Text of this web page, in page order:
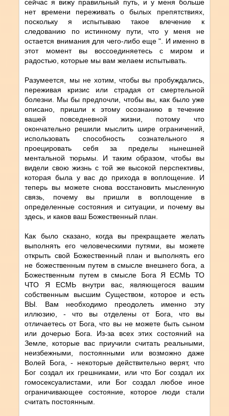
сейчас я вижу правильный путь, и у меня больше
нет времени переживать о былых препятствиях,
поскольку я испытываю такое влечение к
следованию по истинному пути, что у меня не
остается внимания для чего-либо еще ". И именно в
этот момент вы воссоединяетесь с миром и
радостью, которые мы вам желаем испытывать.
Разумеется, мы не хотим, чтобы вы пробуждались,
переживая кризис или страдая от смертельной
болезни. Мы бы предпочли, чтобы вы, как было уже
описано, пришли к этому осознанию в течение
вашей повседневной жизни, потому что
окончательно решили мыслить шире ограничений,
использовать способность сознательного я
проецировать себя за пределы нынешней
ментальной тюрьмы. И таким образом, чтобы вы
видели свою жизнь с той же высокой перспективы,
которая была у вас до прихода в воплощение. И
теперь вы можете снова восстановить мысленную
связь, почему вы пришли в воплощение в
определенные состояния и ситуации, и почему вы
здесь, и каков ваш Божественный план.
Как было сказано, когда вы прекращаете желать
выполнять его человеческими путями, вы можете
открыть свой Божественный план и выполнять его
не божественным путем в смысле внешнего бога, а
Божественным путем в смысле Бога Я ЕСМЬ ТО
ЧТО Я ЕСМЬ внутри вас, являющегося вашим
собственным высшим Существом, которое и есть
ВЫ. Вам необходимо преодолеть именно эту
иллюзию, - что вы отделены от Бога, что вы
отличаетесь от Бога, что вы не можете быть сыном
или дочерью Бога. Из-за всех этих состояний на
Земле, которые вас приучили считать реальными,
неизбежными, постоянными или возможно даже
Волей Бога, - некоторые действительно верят, что
Бог создал их грешниками, или что Бог создал их
гомосексуалистами, или Бог создал любое иное
ограничивающее состояние, которое люди стали
считать постоянным.